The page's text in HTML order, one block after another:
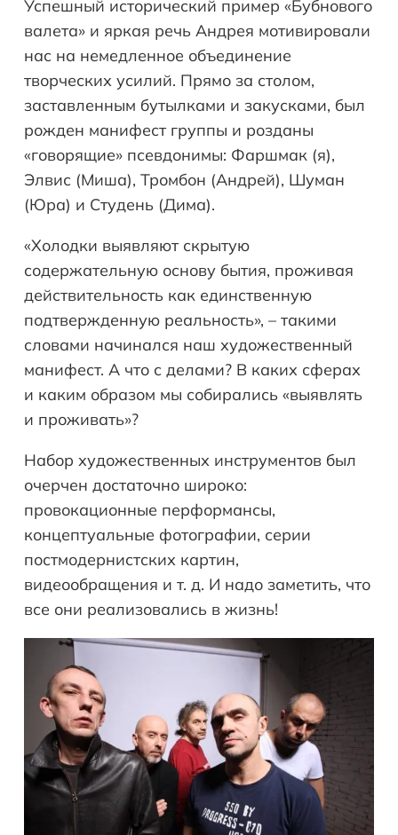
Успешный исторический пример «Бубнового
валета» и яркая речь Андрея мотивировали
нас на немедленное объединение
творческих усилий. Прямо за столом,
заставленным бутылками и закусками, был
рожден манифест группы и розданы
«говорящие» псевдонимы: Фаршмак (я),
Элвис (Миша), Тромбон (Андрей), Шуман
(Юра) и Студень (Дима).
«Холодки выявляют скрытую
содержательную основу бытия, проживая
действительность как единственную
подтвержденную реальность», – такими
словами начинался наш художественный
манифест. А что с делами? В каких сферах
и каким образом мы собирались «выявлять
и проживать»?
Набор художественных инструментов был
очерчен достаточно широко:
провокационные перформансы,
концептуальные фотографии, серии
постмодернистских картин,
видеообращения и т. д. И надо заметить, что
все они реализовались в жизнь!